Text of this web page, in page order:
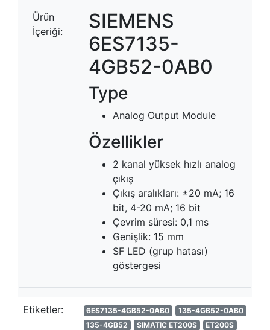
Ürün
İçeriği:
SIEMENS
6ES7135-
4GB52-0AB0
Type
Analog Output Module
Özellikler
2 kanal yüksek hızlı analog
çıkış
Çıkış aralıkları: ±20 mA; 16
bit, 4-20 mA; 16 bit
Çevrim süresi: 0,1 ms
Genişlik: 15 mm
SF LED (grup hatası)
göstergesi
Etiketler: 6ES7135-4GB52-0AB0
135-4GB52-0AB0
135-4GB52
SIMATIC ET200S
ET200S